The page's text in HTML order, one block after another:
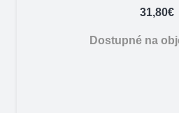
31,80€
Dostupné na